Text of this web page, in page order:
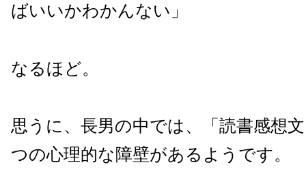
ばいいかわかんない」
なるほど。
思うに、長男の中では、「読書感想
つの心理的な障壁があるようです。